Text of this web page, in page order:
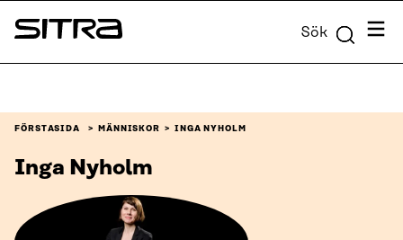
Skip to
content
Sitra Sök Meny
FÖRSTASIDA MÄNNISKOR INGA NYHOLM
Inga Nyholm